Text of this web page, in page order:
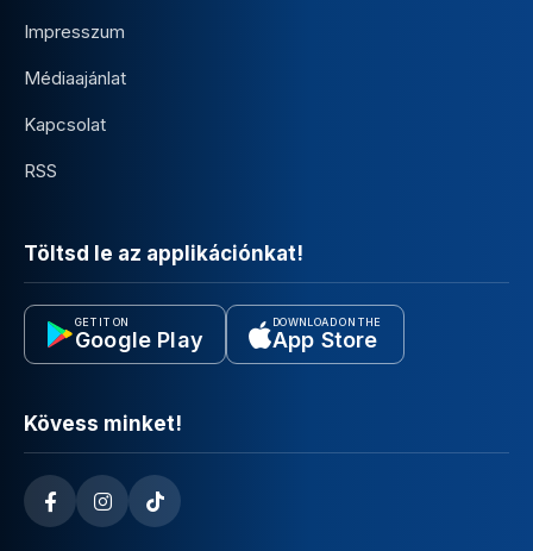
Impresszum
Médiaajánlat
Kapcsolat
RSS
Töltsd le az applikációnkat!
GET IT ON
Google Play
DOWNLOAD ON THE
App Store
Kövess minket!